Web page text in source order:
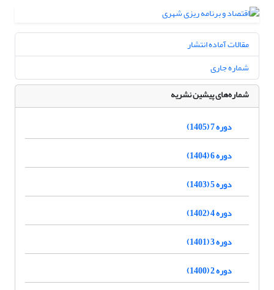
مقالات آماده انتشار
شماره جاری
شماره‌های پیشین نشریه
دوره 7 (1405)
دوره 6 (1404)
دوره 5 (1403)
دوره 4 (1402)
دوره 3 (1401)
دوره 2 (1400)